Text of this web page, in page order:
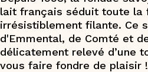
lait français séduit toute la
irrésistiblement filante. Ce
d'Emmental, de Comté et
délicatement relevé d’une
vous faire fondre de plaisir !